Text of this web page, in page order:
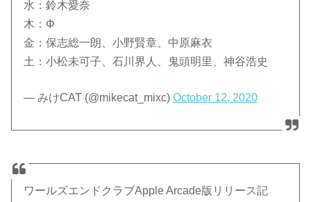
水：鈴木愛奈
木：Φ
金：保志総一朗、小野賢章、中原麻衣
土：小松未可子、石川界人、鬼頭明里、神谷浩史
— みけCAT (@mikecat_mixc)October 12, 2020
ワールズエンドクラブApple Arcade版リリース記